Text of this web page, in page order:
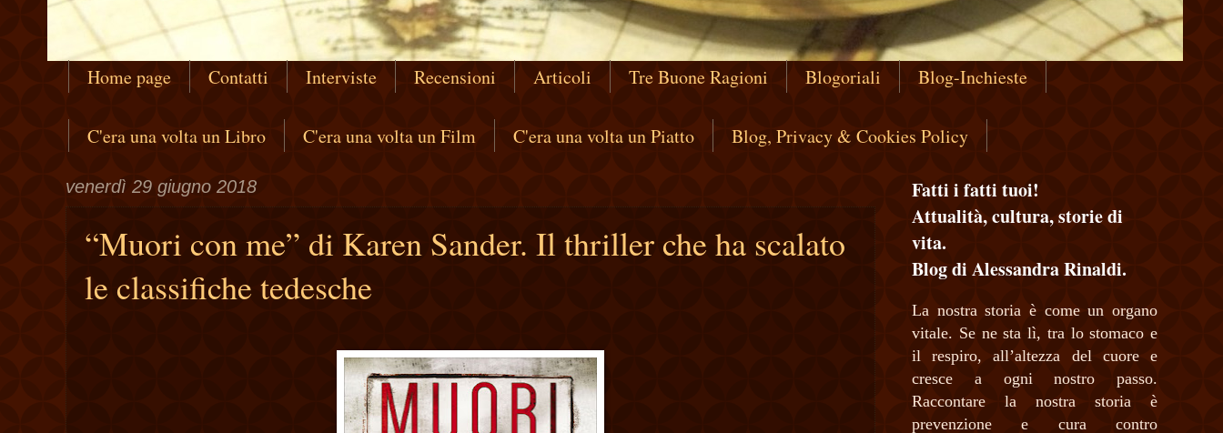
Home page Contatti Interviste Recensioni Articoli Tre Buone Ragioni Blogoriali Blog-Inchieste
C'era una volta un Libro C'era una volta un Film C'era una volta un Piatto Blog, Privacy & Cookies Policy
venerdì 29 giugno 2018
“Muori con me” di Karen Sander. Il thriller che ha scalato
le classifiche tedesche
Fatti i fatti tuoi!
Attualità, cultura, storie di
vita.
Blog di Alessandra Rinaldi.
La nostra storia è come un organo
vitale. Se ne sta lì, tra lo stomaco e
il respiro, all’altezza del cuore e
cresce a ogni nostro passo.
Raccontare la nostra storia è
prevenzione e cura contro